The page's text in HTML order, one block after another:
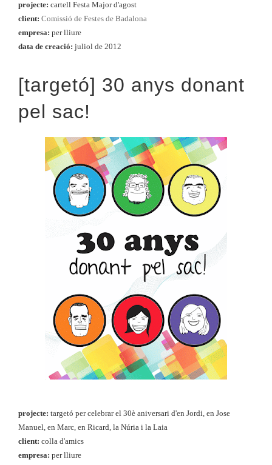
projecte: cartell Festa Major d'agost
client: Comissió de Festes de Badalona
empresa: per lliure
data de creació: juliol de 2012
[targetó] 30 anys donant
pel sac!
projecte: targetó per celebrar el 30è aniversari d'en Jordi, en Jose
Manuel, en Marc, en Ricard, la Núria i la Laia
client: colla d'amics
empresa: per lliure